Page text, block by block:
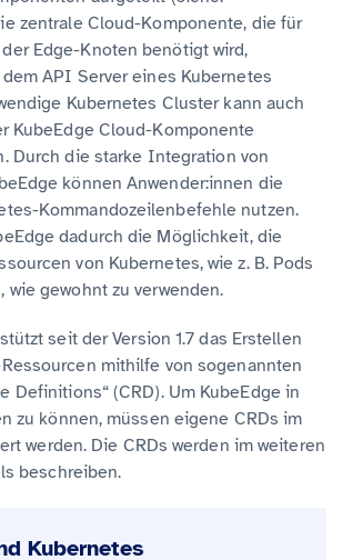
zentrale Cloud-Komponente, die für
Edge-Knoten benötigt wird,
API Server eines Kubernetes
Kubernetes Cluster kann auch
KubeEdge Cloud-Komponente
Durch die starke Integration von
können Anwender:innen die
Kommandozeilenbefehle nutzen.
dadurch die Möglichkeit, die
von Kubernetes, wie z. B. Pods
wie gewohnt zu verwenden.
seit der Version 1.7 das Erstellen
mithilfe von sogenannten
Definitions“ (CRD). Um KubeEdge in
zu können, müssen eigene CRDs im
werden. Die CRDs werden im weiteren
beschreiben.
Kubernetes